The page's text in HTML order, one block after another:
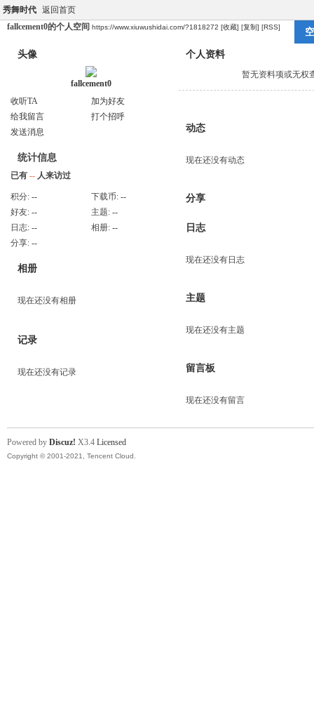
秀舞时代 返回首页
fallcement0的个人空间 https://www.xiuwushidai.com/?1818272 [收藏] [复制] [RSS]
头像
fallcement0
收听TA
加为好友
给我留言
打个招呼
发送消息
统计信息
已有 -- 人来访过
积分: -- 下载币: --
好友: -- 主题: --
日志: -- 相册: --
分享: --
相册
现在还没有相册
记录
现在还没有记录
个人资料
暂无资料项或无权
动态
现在还没有动态
分享
日志
现在还没有日志
主题
现在还没有主题
留言板
现在还没有留言
Powered by Discuz! X3.4 Licensed
Copyright © 2001-2021, Tencent Cloud.